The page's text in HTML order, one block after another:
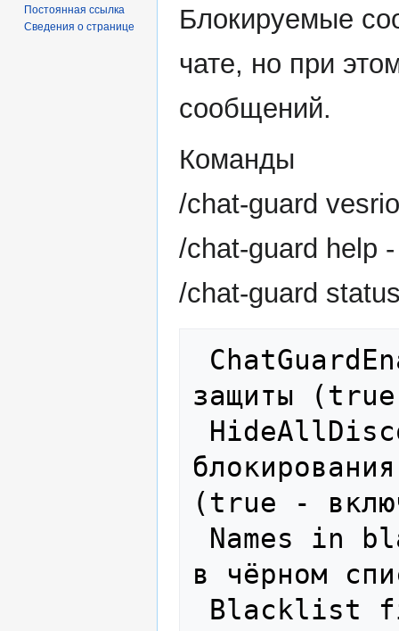
Блокируемые
чате, но при
сообщений.
Команды
/chat-guard
/chat-guard help
/chat-guard
защиты
(true -
в чёрном
Постоянная ссылка
Сведения о странице